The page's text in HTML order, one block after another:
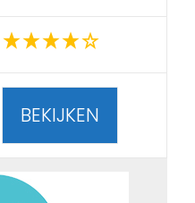
BEKIJKEN